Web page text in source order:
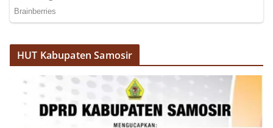
Lase Segera Dievaluasi
Dinas SDABMBK Perkuat Sinergi dengan
Kecamatan
Ketua DPRD Medan Terima Silaturahmi Kapolres
Belawan, Bahas Narkoba, Kriminalitas hingga
Potensi Ekonomi
HUT Kabupaten Samosir